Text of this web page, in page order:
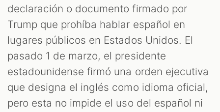
declaración o documento firmado por
Trump que prohíba hablar español en
lugares públicos en Estados Unidos. El
pasado 1 de marzo, el presidente
estadounidense firmó una orden ejecutiva
que designa el inglés como idioma oficial,
pero esta no impide el uso del español ni